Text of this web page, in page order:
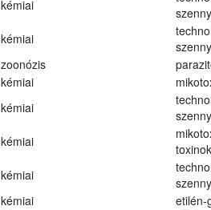
kémiai
kémiai
zoonózis
kémiai
kémiai
kémiai
toxinok
kémiai
kémiai
etilén-